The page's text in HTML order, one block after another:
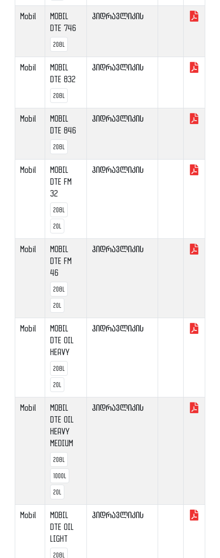
Mobil
MOBIL
DTE 746
208L
ჰიდრავლიკის
Mobil
MOBIL
DTE 832
208L
ჰიდრავლიკის
Mobil
MOBIL
DTE 846
208L
ჰიდრავლიკის
Mobil
MOBIL
DTE FM
32
208L
20L
ჰიდრავლიკის
Mobil
MOBIL
DTE FM
46
208L
20L
ჰიდრავლიკის
Mobil
MOBIL
DTE OIL
HEAVY
208L
20L
ჰიდრავლიკის
Mobil
MOBIL
DTE OIL
HEAVY
MEDIUM
208L
1000L
20L
ჰიდრავლიკის
Mobil
MOBIL
DTE OIL
LIGHT
208L
ჰიდრავლიკის